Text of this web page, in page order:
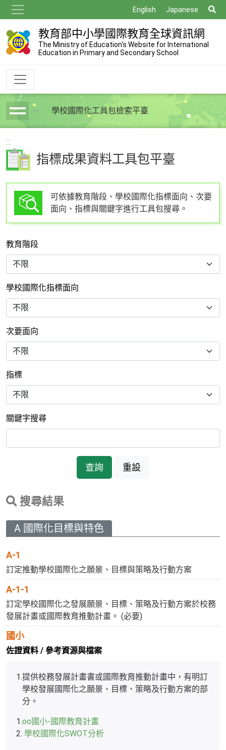
到
主
要
內
English Japanese
尋
教育部中小學國際教育全球資訊網
The Ministry of Education's Website for International
Education in Primary and Secondary School
breadcrumb學校國際化工具包檢索平臺
:::
指標成果資料工具包平臺
可依據教育階段、學校國際化指標面向、次要
面向、指標與關鍵字進行工具包搜尋。
教育階段
學校國際化指標面向
次要面向
指標
關鍵字搜尋
查詢 重設
搜尋結果
A 國際化目標與特色
A-1
訂定推動學校國際化之願景、目標與策略及行動方案
A-1-1
訂定學校國際化之發展願景、目標、策略及行動方案於校務
發展計畫或國際教育推動計畫。 (必要)
國小
佐證資料 / 參考資源與檔案
1.提供校務發展計畫書或國際教育推動計畫中，有明訂
學校發展國際化之願景、目標、策略及行動方案的部
分。
1.oo國小-國際教育計畫
2. 學校國際化SWOT分析